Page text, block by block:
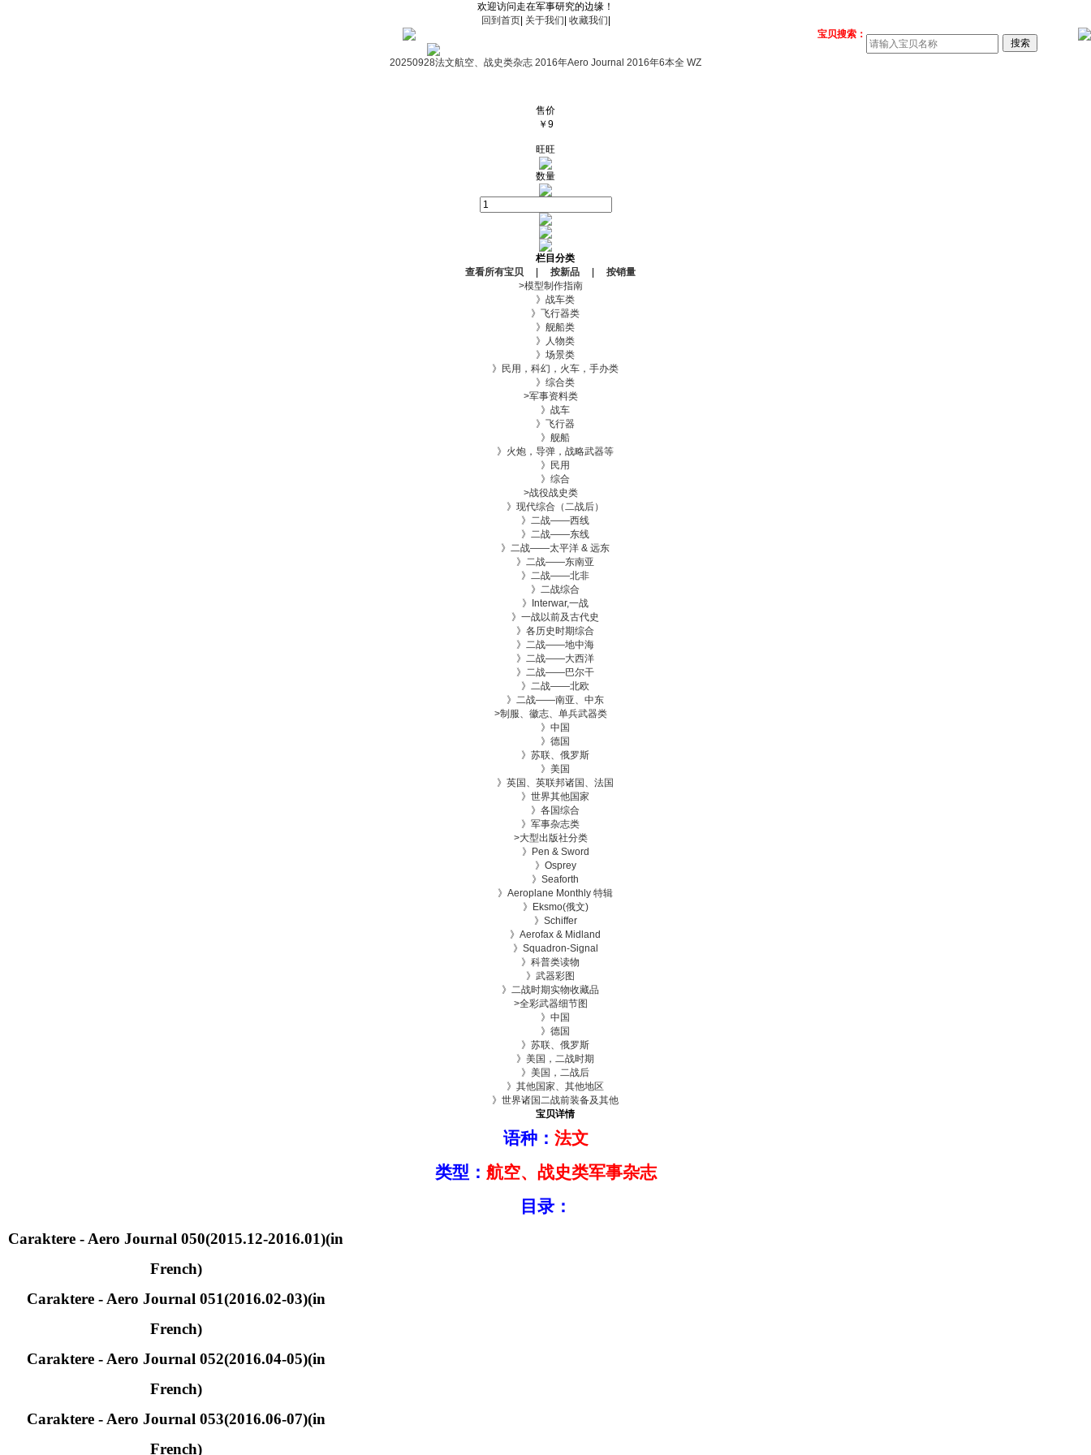
欢迎访问走在军事研究的边缘！
回到首页| 关于我们 收藏我们
宝贝搜索：
20250928法文航空、战史类杂志 2016年Aero Journal 2016年6本全 WZ
售价
￥ 9
旺旺
数量
栏目分类
查看所有宝贝
按新品
按销量
>模型制作指南
》战车类
》飞行器类
》舰船类
》人物类
》场景类
》民用，科幻，火车，手办类
》综合类
>军事资料类
》战车
》飞行器
》舰船
》火炮，导弹，战略武器等
》民用
》综合
>战役战史类
》现代综合（二战后）
》二战——西线
》二战——东线
》二战——太平洋 & 远东
》二战——东南亚
》二战——北非
》二战综合
》Interwar,一战
》一战以前及古代史
》各历史时期综合
》二战——地中海
》二战——大西洋
》二战——巴尔干
》二战——北欧
》二战——南亚、中东
>制服、徽志、单兵武器类
》中国
》德国
》苏联、俄罗斯
》美国
》英国、英联邦诸国、法国
》世界其他国家
》各国综合
》 军事杂志类
>大型出版社分类
》Pen & Sword
》Osprey
》Seaforth
》Aeroplane Monthly 特辑
》Eksmo(俄文)
》Schiffer
》Aerofax & Midland
》Squadron-Signal
》 科普类读物
》 武器彩图
》 二战时期实物收藏品
>全彩武器细节图
》中国
》德国
》苏联、俄罗斯
》美国，二战时期
》美国，二战后
》其他国家、其他地区
》世界诸国二战前装备及其他
宝贝详情
语种： 法文
类型： 航空、战史类军事杂志
目录：
Caraktere - Aero Journal 050(2015.12-2016.01)(in
French)
Caraktere - Aero Journal 051(2016.02-03)(in
French)
Caraktere - Aero Journal 052(2016.04-05)(in
French)
Caraktere - Aero Journal 053(2016.06-07)(in
French)